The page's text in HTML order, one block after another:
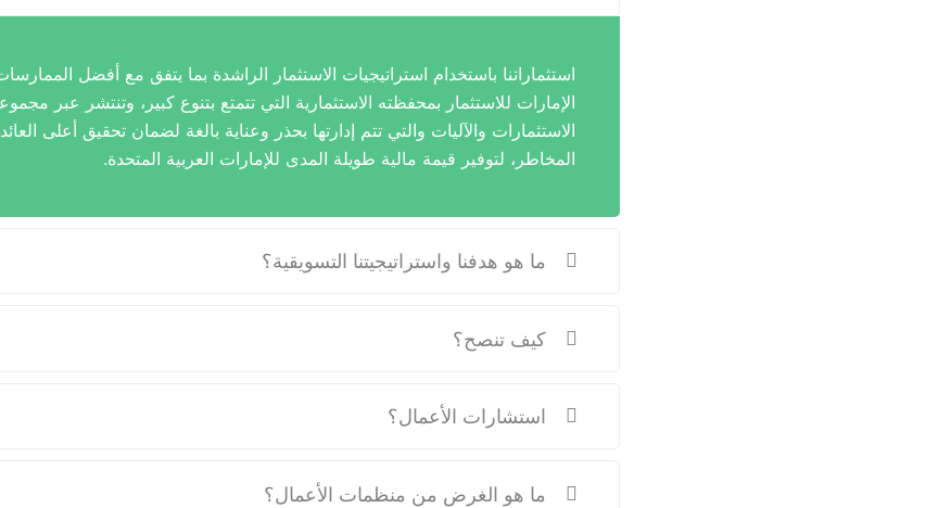
استثماراتنا باستخدام استراتيجيات الاستثمار الراشدة بما يتفق مع أفضل
الإمارات للاستثمار بمحفظته الاستثمارية التي تتمتع بتنوع كبير، وتنتشر عبر
الاستثمارات والآليات والتي تتم إدارتها بحذر وعناية بالغة لضمان تحقيق أعلى
المخاطر، لتوفير قيمة مالية طويلة المدى للإمارات العربية المتحدة.
ما هو هدفنا واستراتيجيتنا التسويقية؟
كيف تنصح؟
استشارات الأعمال؟
ما هو الغرض من منظمات الأعمال؟